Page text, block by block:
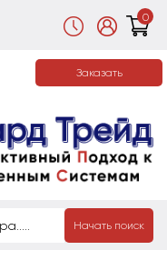
0
Заказать
Начать поиск